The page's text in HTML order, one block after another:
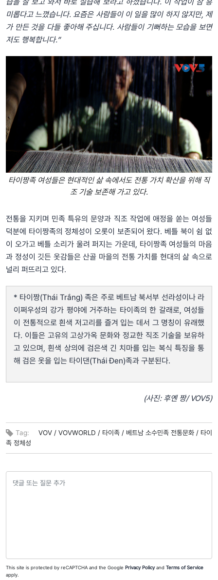
미롭다고 느꼈습니다. 요즘은 사람들이 이 일을 많이 하지 않지만, 제
가 만든 것을 다들 좋아해 주십니다. 사람들이 기뻐하는 모습을 보면
저도 행복합니다.”
타이짱족 여성들은 현대적인 삶 속에서도 전통 가치 확산을 위해 직
조 기술 보존해 가고 있다.
전통을 지키며 민족 특유의 문양과 직조 작업에 애정을 쏟는 여성들
덕분에 타이짱족의 정체성이 오롯이 보존되어 왔다. 베틀 북이 쉼 없
이 오가고 베틀 소리가 울려 퍼지는 가운데, 타이짱족 여성들의 마음
과 정성이 깃든 옷감들은 산골 마을의 전통 가치를 현대의 삶 속으로
널리 퍼뜨리고 있다.
* 타이짱(Thái Trắng) 족은 주로 베트남 북서부 선라성이나 라
이쩌우성의 강가 평야에 거주하는 타이족의 한 갈래로, 여성들
이 전통적으로 흰색 저고리를 즐겨 입는 데서 그 명칭이 유래했
다. 이들은 고유의 고상가옥 문화와 정교한 직조 기술을 보유하
고 있으며, 흰색 상의에 검은색 긴 치마를 입는 복식 특징을 통
해 검은 옷을 입는 타이댄(Thái Đen)족과 구분된다.
(사진: 후옌 짱/ VOV5)
Tag: VOV / VOVWORLD / 타이족 / 베트남 소수민족 전통문화 / 타이
족 정체성
This site is protected by reCAPTCHA and the Google Privacy Policyand Terms of Service
apply.